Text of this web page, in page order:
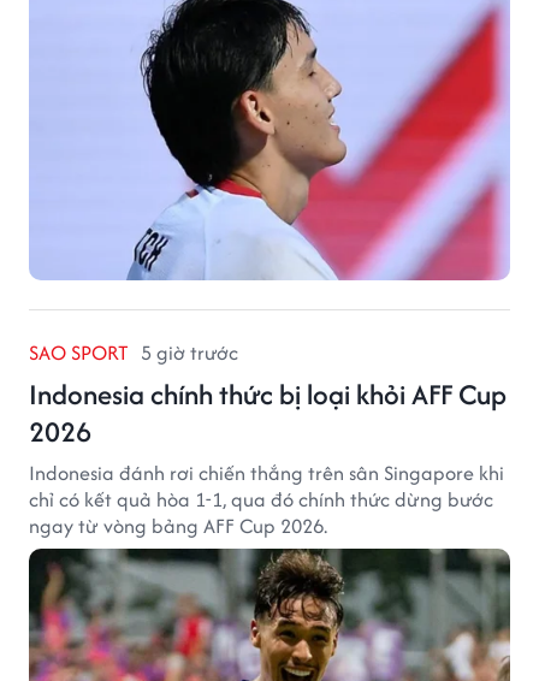
SAO SPORT 5 giờ trước
Indonesia chính thức bị loại khỏi AFF Cup
2026
Indonesia đánh rơi chiến thắng trên sân Singapore khi
chỉ có kết quả hòa 1-1, qua đó chính thức dừng bước
ngay từ vòng bảng AFF Cup 2026.